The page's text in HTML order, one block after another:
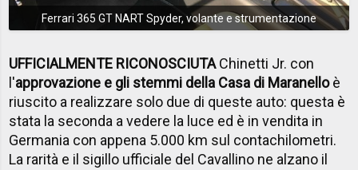
Ferrari 365 GT NART Spyder, volante e strumentazione
UFFICIALMENTE RICONOSCIUTAChinetti Jr. con
l'approvazione e gli stemmi della Casa di Maranelloè
riuscito a realizzare solo due di queste auto: questa è
stata la seconda a vedere la luce ed è in vendita in
Germania con appena 5.000 km sul contachilometri.
La rarità e il sigillo ufficiale del Cavallino ne alzano il